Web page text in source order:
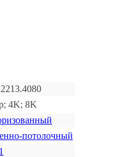
4K; 8K
потолочный